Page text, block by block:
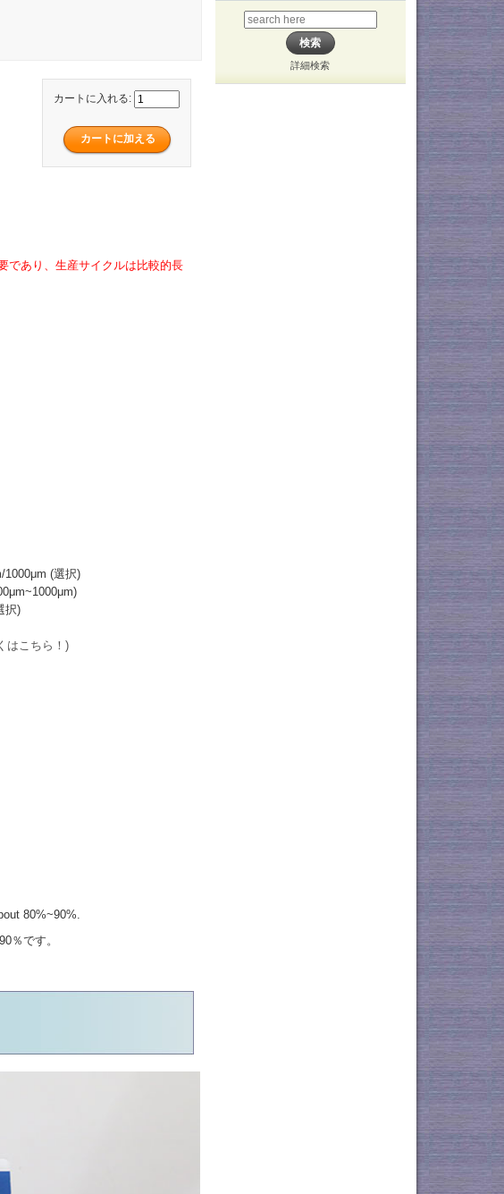
カートに入れる:
であり、生産サイクルは比較的長
1000μm (選択)
択)
はこちら！)
80%~90%.
です。
詳細検索